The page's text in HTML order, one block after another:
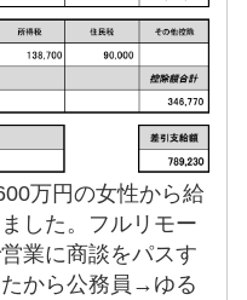
万円の女性から給
した。フルリモー
業に商談をパスす
から公務員→ゆる